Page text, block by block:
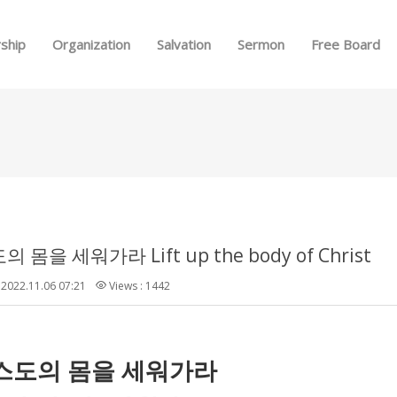
Organization Salvation Sermon Free Board
의 몸을 세워가라 Lift up the body of Christ
2022.11.06 07:21 Views : 1442
도의 몸을 세워가라